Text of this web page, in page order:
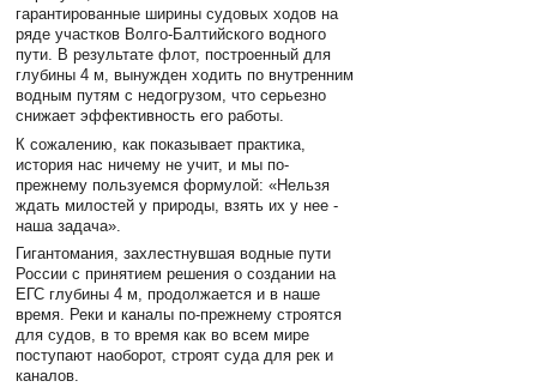
гарантированные ширины судовых ходов на
ряде участков Волго-Балтийского водного
пути. В результате флот, построенный для
глубины 4 м, вынужден ходить по внутренним
водным путям с недогрузом, что серьезно
снижает эффективность его работы.
К сожалению, как показывает практика,
история нас ничему не учит, и мы по-
прежнему пользуемся формулой: «Нельзя
ждать милостей у природы, взять их у нее -
наша задача».
Гигантомания, захлестнувшая водные пути
России с принятием решения о создании на
ЕГС глубины 4 м, продолжается и в наше
время. Реки и каналы по-прежнему строятся
для судов, в то время как во всем мире
поступают наоборот, строят суда для рек и
каналов.